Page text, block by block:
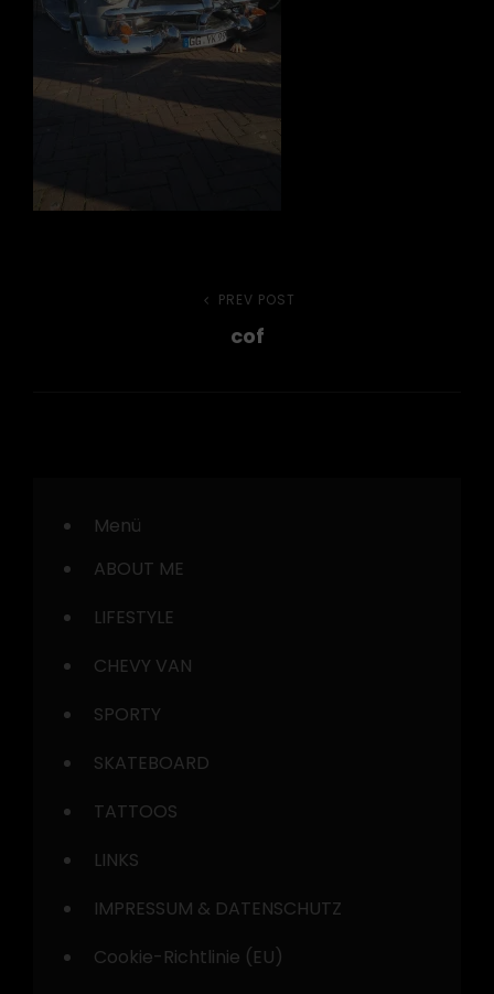
Beitragsnavigation
Previous
Post
PREV POST
cof
Menü
ABOUT ME
LIFESTYLE
CHEVY VAN
SPORTY
SKATEBOARD
TATTOOS
LINKS
IMPRESSUM & DATENSCHUTZ
Cookie-Richtlinie (EU)